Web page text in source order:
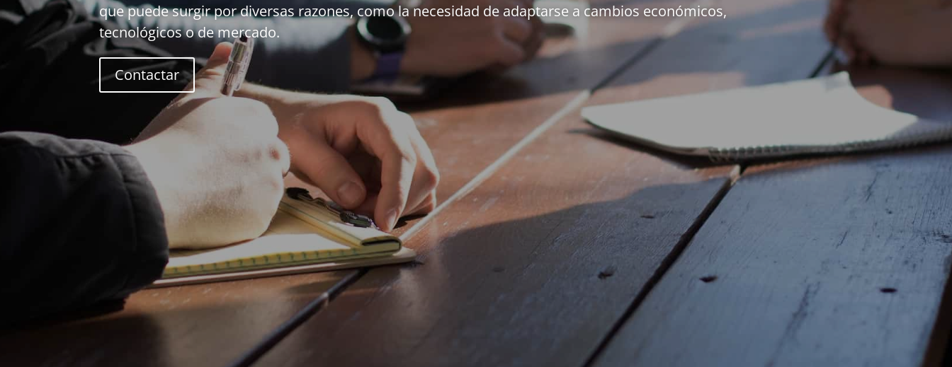
que puede surgir por diversas razones, como la necesidad de adaptarse a cambios económicos,
tecnológicos o de mercado.
Contactar